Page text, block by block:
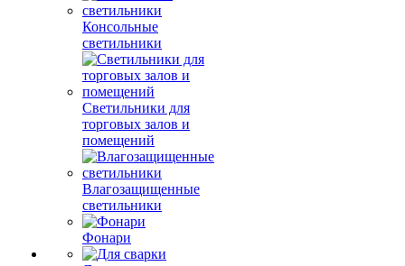
Консольные
светильники
Светильники для
торговых залов и
помещений
Влагозащищенные
светильники
Фонари